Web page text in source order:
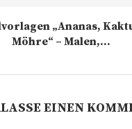
„Ananas,
Möhre“ – Malen,...
EINEN